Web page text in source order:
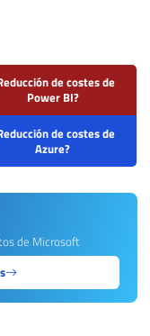
de costes de
Power BI?
de costes de
Azure?
de Microsoft